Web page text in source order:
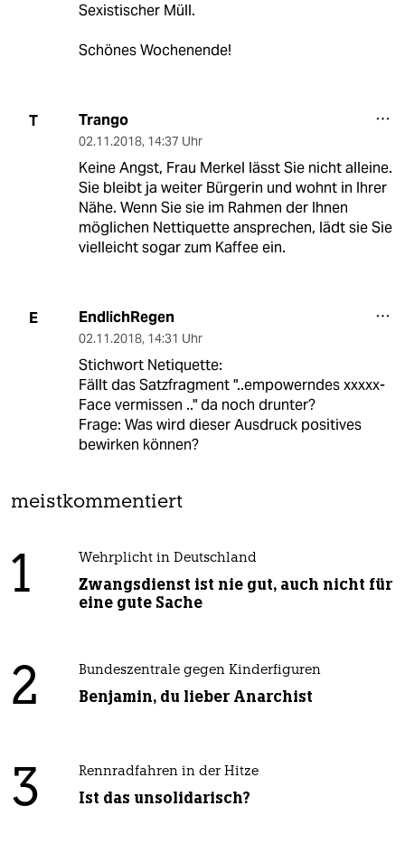
Sexistischer Müll.
Schönes Wochenende!
T Trango
02.11.2018, 14:37 Uhr
Keine Angst, Frau Merkel lässt Sie nicht alleine.
Sie bleibt ja weiter Bürgerin und wohnt in Ihrer
Nähe. Wenn Sie sie im Rahmen der Ihnen
möglichen Nettiquette ansprechen, lädt sie Sie
vielleicht sogar zum Kaffee ein.
E EndlichRegen
02.11.2018, 14:31 Uhr
Stichwort Netiquette:
Fällt das Satzfragment "..empowerndes xxxxx-
Face vermissen .." da noch drunter?
Frage: Was wird dieser Ausdruck positives
bewirken können?
meistkommentiert
1 Wehrplicht in Deutschland
Zwangsdienst ist nie gut, auch nicht für
eine gute Sache
2 Bundeszentrale gegen Kinderfiguren
Benjamin, du lieber Anarchist
3 Rennradfahren in der Hitze
Ist das unsolidarisch?